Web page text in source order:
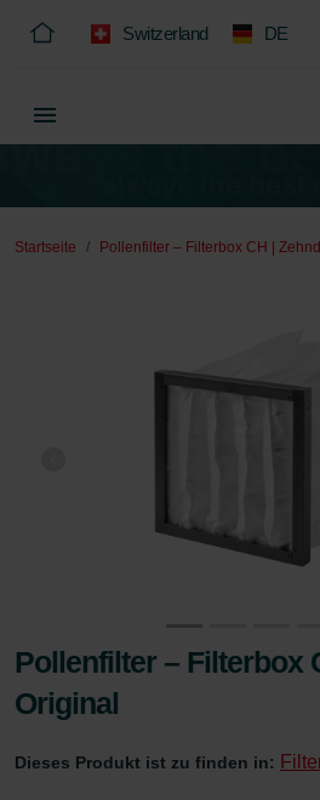
Switzerland DE
Startseite Pollenfilter – Filterbox CH |
Pollenfilter – Filterbox
Original
Dieses Produkt ist zu finden in: